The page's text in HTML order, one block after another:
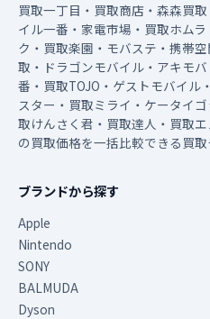
買取一丁目・買取商店・森森買
イル一番・家電市場・買取ホム
ク・買取楽園・モバステ・携帯
取・ドラゴンモバイル・アキモ
番・買取TOJO・ゲストモバイル
スター・買取ミライ・ケータイ
取けんさく君・買取達人・買取
の買取価格を一括比較できる買
ブランドから探す
Apple
Nintendo
SONY
BALMUDA
Dyson